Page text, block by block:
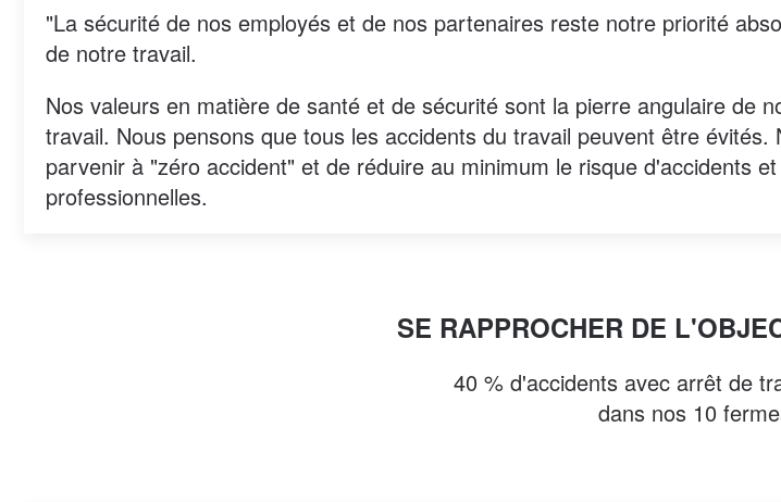
"La sécurité de nos employés et de nos partenaires reste notre priorité
de notre travail.
Nos valeurs en matière de santé et de sécurité sont la pierre angulaire de
travail. Nous pensons que tous les accidents du travail peuvent être
parvenir à "zéro accident" et de réduire au minimum le risque d'accidents
professionnelles.
SE RAPPROCHER DE
40 % d'accidents avec arrêt de
dans nos 10